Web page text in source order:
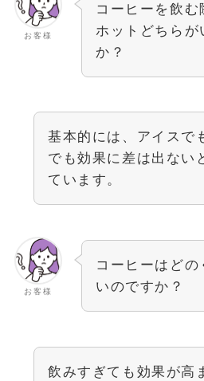
お客様
コーヒーを飲む
ホットどちらが
か？
基本的には、アイスで
でも効果に差は出ない
ています。
お客様
コーヒーはどの
いのですか？
飲みすぎても効果が高